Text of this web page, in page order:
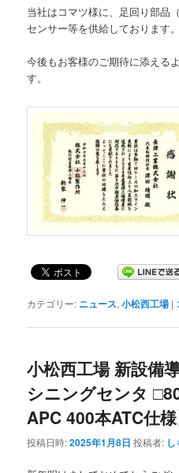
当社はコマツ様に、足回り部品
センサー等を供給しております。
今後もお客様のご期待に添える
す。
カテゴリー: ニュース,小松西工場 |
小松西工場 新設備
シニングセンタ
APC 400本ATC仕様
投稿日時:2025年1月8日 投稿者: